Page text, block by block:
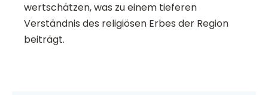
wertschätzen, was zu einem tieferen
Verständnis des religiösen Erbes der Region
beiträgt.